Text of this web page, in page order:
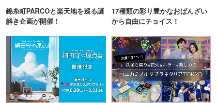
錦糸町PARCOと楽天地を巡る謎
解き企画が開催！
17種類の彩り豊かなおばんざい
から自由にチョイス！